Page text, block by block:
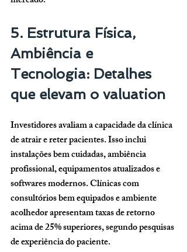
5. Estrutura Física,
Ambiência e
Tecnologia: Detalhes
que elevam o valuation
Investidores avaliam a capacidade da clínica
de atrair e reter pacientes. Isso inclui
instalações bem cuidadas, ambiência
profissional, equipamentos atualizados e
softwares modernos. Clínicas com
consultórios bem equipados e ambiente
acolhedor apresentam taxas de retorno
acima de 25% superiores, segundo pesquisas
de experiência do paciente.